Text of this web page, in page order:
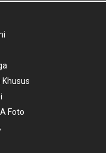
Khusus
Foto